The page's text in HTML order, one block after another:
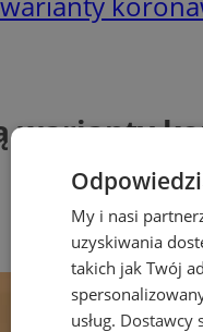
warianty
My i nasi
uzyskiwania
takich jak Twój
usług. Dostawcy